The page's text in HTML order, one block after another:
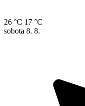
26 °C 17 °C
sobota 8. 8.